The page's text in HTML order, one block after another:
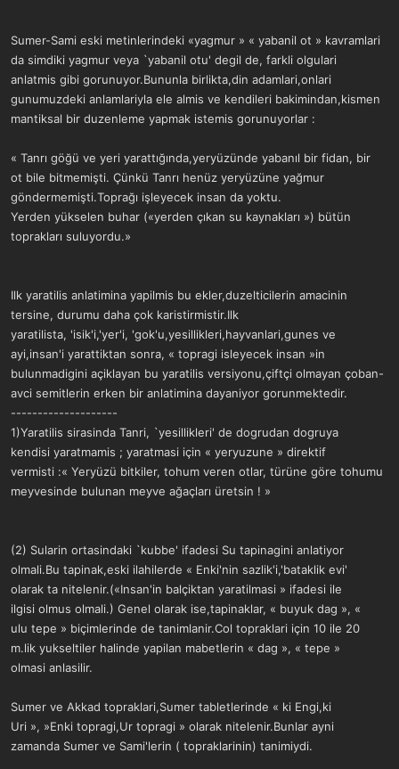
Sumer-Sami eski metinlerindeki «yagmur » « yabanil ot » kavramlari
da simdiki yagmur veya `yabanil otu' degil de, farkli olgulari
anlatmis gibi gorunuyor.Bununla birlikta,din adamlari,onlari
gunumuzdeki anlamlariyla ele almis ve kendileri bakimindan,kismen
mantiksal bir duzenleme yapmak istemis gorunuyorlar :
« Tanrı göğü ve yeri yarattığında,yeryüzünde yabanıl bir fidan, bir
ot bile bitmemişti. Çünkü Tanrı henüz yeryüzüne yağmur
göndermemişti.Toprağı işleyecek insan da yoktu.
Yerden yükselen buhar («yerden çıkan su kaynakları ») bütün
toprakları suluyordu.»
Ilk yaratilis anlatimina yapilmis bu ekler,duzelticilerin amacinin
tersine, durumu daha çok karistirmistir.Ilk
yaratilista, 'isik'i,'yer'i, 'gok'u,yesillikleri,hayvanlari,gunes ve
ayi,insan'i yarattiktan sonra, « topragi isleyecek insan »in
bulunmadigini açiklayan bu yaratilis versiyonu,çiftçi olmayan çoban-
avci semitlerin erken bir anlatimina dayaniyor gorunmektedir.
--------------------
1)Yaratilis sirasinda Tanri, `yesillikleri' de dogrudan dogruya
kendisi yaratmamis ; yaratmasi için « yeryuzune » direktif
vermisti :« Yeryüzü bitkiler, tohum veren otlar, türüne göre tohumu
meyvesinde bulunan meyve ağaçları üretsin ! »
(2) Sularin ortasindaki `kubbe' ifadesi Su tapinagini anlatiyor
olmali.Bu tapinak,eski ilahilerde « Enki'nin sazlik'i,'bataklik evi'
olarak ta nitelenir.(«Insan'in balçiktan yaratilmasi » ifadesi ile
ilgisi olmus olmali.) Genel olarak ise,tapinaklar, « buyuk dag », «
ulu tepe » biçimlerinde de tanimlanir.Col topraklari için 10 ile 20
m.lik yukseltiler halinde yapilan mabetlerin « dag », « tepe »
olmasi anlasilir.
Sumer ve Akkad topraklari,Sumer tabletlerinde « ki Engi,ki
Uri », »Enki topragi,Ur topragi » olarak nitelenir.Bunlar ayni
zamanda Sumer ve Sami'lerin ( topraklarinin) tanimiydi.